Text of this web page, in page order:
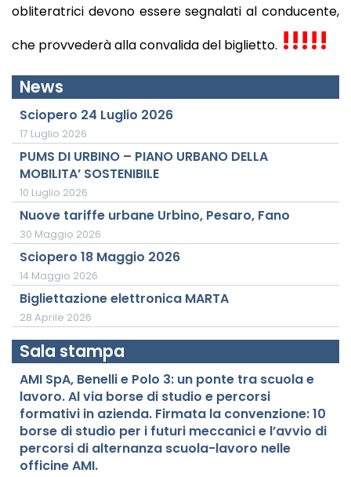
News
Sciopero 24 Luglio 2026
17 Luglio 2026
PUMS DI URBINO – PIANO URBANO DELLA
MOBILITA’ SOSTENIBILE
10 Luglio 2026
Nuove tariffe urbane Urbino, Pesaro, Fano
30 Maggio 2026
Sciopero 18 Maggio 2026
14 Maggio 2026
Bigliettazione elettronica MARTA
28 Aprile 2026
Sala stampa
AMI SpA, Benelli e Polo 3: un ponte tra scuola e
lavoro. Al via borse di studio e percorsi
formativi in azienda. Firmata la convenzione: 10
borse di studio per i futuri meccanici e l’avvio di
percorsi di alternanza scuola-lavoro nelle
officine AMI.
obliteratrici devono essere segnalati al conducente,
che provvederà alla convalida del biglietto. !!!!!